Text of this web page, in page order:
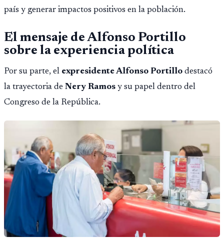
país y generar impactos positivos en la población.
El mensaje de Alfonso Portillo
sobre la experiencia política
Por su parte, el expresidente Alfonso Portillo destacó
la trayectoria de Nery Ramos y su papel dentro del
Congreso de la República.